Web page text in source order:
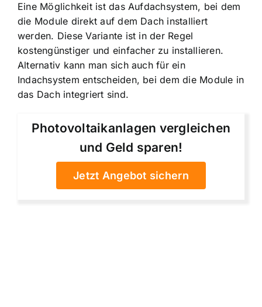
Eine Möglichkeit ist das Aufdachsystem, bei dem
die Module direkt auf dem Dach installiert
werden. Diese Variante ist in der Regel
kostengünstiger und einfacher zu installieren.
Alternativ kann man sich auch für ein
Indachsystem entscheiden, bei dem die Module in
das Dach integriert sind.
Photovoltaikanlagen vergleichen
und Geld sparen!
Jetzt Angebot sichern